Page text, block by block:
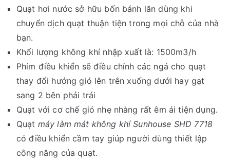
Quạt hơi nước sở hữu bốn bánh lăn dùng khi
chuyển dịch quạt thuận tiện trong mọi chỗ của nhà
bạn.
Khối lượng không khí nhập xuất là: 1500m3/h
Phím điều khiển sẽ điều chỉnh các ngả cho quạt
thay đổi hướng gió lên trên xuống dưới hay gạt
sang 2 bên phải trái
Quạt với cơ chế gió nhẹ nhàng rất êm ái tiện dụng.
Quạt máy làm mát không khí Sunhouse SHD 7718
có điều khiển cầm tay giúp người dùng thiết lập
công năng của quạt.